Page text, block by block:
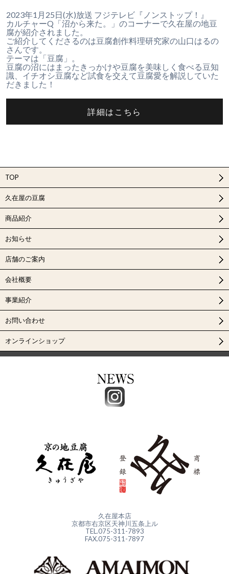
2023年1月25日(水)放送 フジテレビ『ノンストップ！』
カルチャーQ「沼から来た。」のコーナーで久在屋の地豆
腐が紹介されました。
ご紹介してくださるのは豆腐創作料理研究家の山口はるの
さんです。
テーマは「豆腐」。
豆腐の沼にはまったきっかけや豆腐を美味しく食べる豆知
識、イチオシ豆腐など試食を交えて豆腐愛を解説していた
だきました！
詳細はこちら
TOP
久在屋の豆腐
商品紹介
お知らせ
店舗のご案内
会社概要
事業紹介
お問い合わせ
オンラインショップ
久在屋本店
京都市右京区天神川五条上ル
TEL.075-311-7893
FAX.075-311-7897